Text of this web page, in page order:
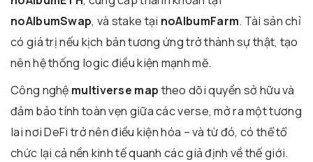
noAlbumSwap, và stake tại noAlbumFarm. Tài sản chỉ
có giá trị nếu kịch bản tương ứng trở thành sự thật, tạo
nên hệ thống logic điều kiện mạnh mẽ.
Công nghệ multiverse maptheo dõi quyền sở hữu và
đảm bảo tính toàn vẹn giữa các verse, mở ra một tương
lai nơi DeFi trở nên điều kiện hóa – và từ đó, có thể tổ
chức lại cả nền kinh tế quanh các giả định về thế giới.